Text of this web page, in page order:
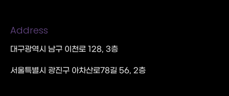
Address
대구광역시 남구 이천로 128, 3층
서울특별시 광진구 아차산로78길 56, 2층